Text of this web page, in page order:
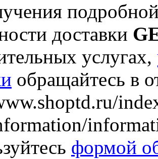
доставки
услугах,
обращайтесь в
формой